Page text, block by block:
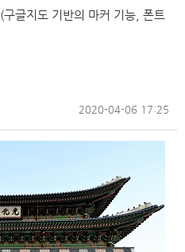
(구글지도 기반의 마커 기능, 폰트
2020-04-06 17:25